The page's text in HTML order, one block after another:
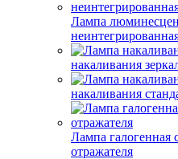
Лампа
накаливания
накаливания
Лампа галогенная
отражателя